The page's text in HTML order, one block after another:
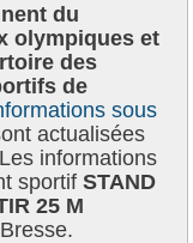
du
olympiques et
des
de
sous
actualisées
informations
sportifSTAND
25 M